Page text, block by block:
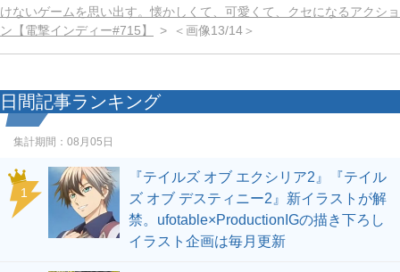
けないゲームを思い出す。懐かしくて、可愛くて、クセになるアクショ
ン【電撃インディー#715】
＜画像13/14＞
日間記事ランキング
集計期間： 08月05日
1
『テイルズ オブ エクシリア2』『テイル
ズ オブ デスティニー2』新イラストが解
禁。ufotable×ProductionIGの描き下ろし
イラスト企画は毎月更新